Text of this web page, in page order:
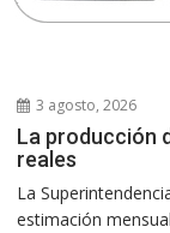
3 agosto, 2026
La producción
reales
La
estimación